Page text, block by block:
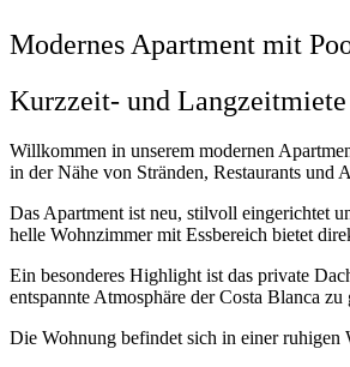
Modernes Apartment mit
Kurzzeit- und
Willkommen in unserem modernen
in der Nähe von Stränden, Restaurants und
Das Apartment ist neu, stilvoll eingerichtet
helle Wohnzimmer mit Essbereich bietet
Ein besonderes Highlight ist das private
entspannte Atmosphäre der Costa Blanca zu
Die Wohnung befindet sich in einer ruhigen